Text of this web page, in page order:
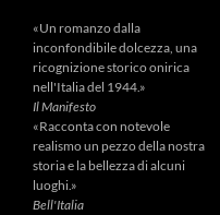
«Un romanzo dalla
inconfondibile dolcezza, una
ricognizione storico onirica
nell'Italia del 1944.»
Il Manifesto
«Racconta con notevole
realismo un pezzo della nostra
storia e la bellezza di alcuni
luoghi.»
Bell'Italia